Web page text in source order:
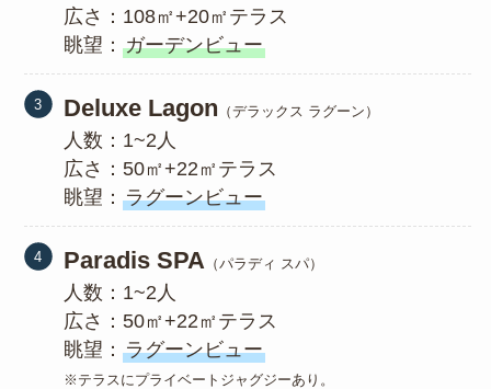
広さ：108㎡+20㎡テラス
眺望：ガーデンビュー
Deluxe Lagon （デラックス ラグーン）
人数：1~2人
広さ：50㎡+22㎡テラス
眺望：ラグーンビュー
Paradis SPA （パラディ スパ）
人数：1~2人
広さ：50㎡+22㎡テラス
眺望：ラグーンビュー
※テラスにプライベートジャグジーあり。